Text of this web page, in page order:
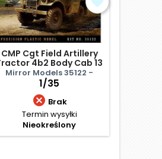
CMP Cgt Field Artillery
4b2 Body Cab 13
Mirror Models 35122 -
1/35
 Brak
Termin wysyłki
Nieokreślony